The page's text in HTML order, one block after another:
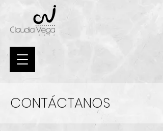
CONTÁCTANOS